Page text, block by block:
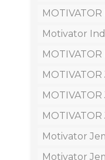
Motivator
MOTIVATOR
MOTIVATOR
MOTIVATOR
Motivator
Motivator